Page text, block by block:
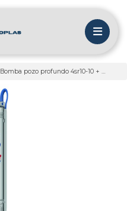
Bomba pozo profundo 4sr10-10 + pd 3hp 380v